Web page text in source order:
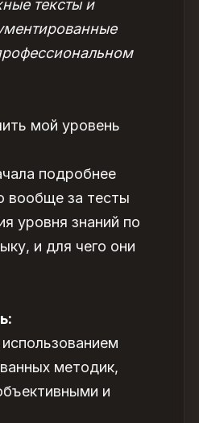
тексты и
мой уровень
подробнее
вообще за тесты
уровня знаний по
и для чего они
методик,
и